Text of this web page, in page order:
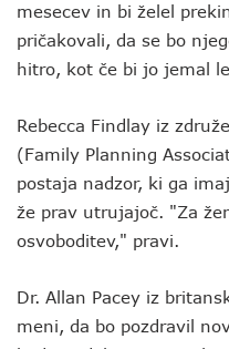
mesecev in bi želel
pričakovali, da se bo
hitro, kot če bi jo jemal
Rebecca Findlay iz
(Family Planning
postaja nadzor, ki ga
že prav utrujajoč. "Za
osvoboditev," pravi.
Dr. Allan Pacey iz
meni, da bo pozdravil